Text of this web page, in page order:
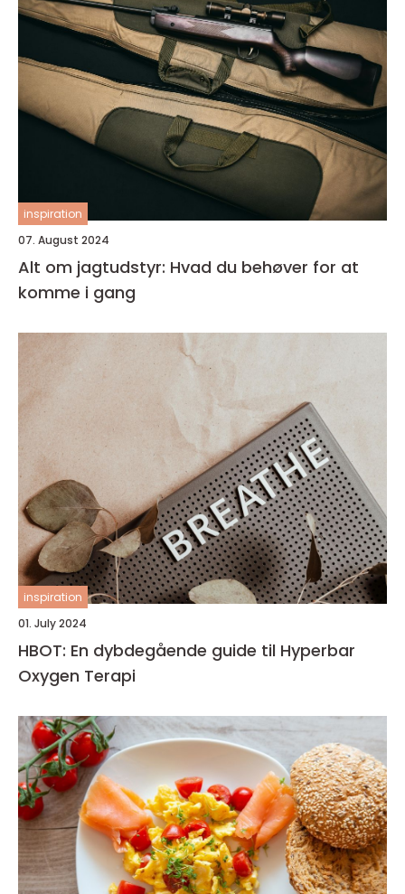
inspiration
07. August 2024
Alt om jagtudstyr: Hvad du behøver for at
komme i gang
inspiration
01. July 2024
HBOT: En dybdegående guide til Hyperbar
Oxygen Terapi